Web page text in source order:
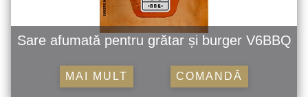
Sare afumată pentru grătar și burger V6BBQ
MAI MULT COMANDĂ